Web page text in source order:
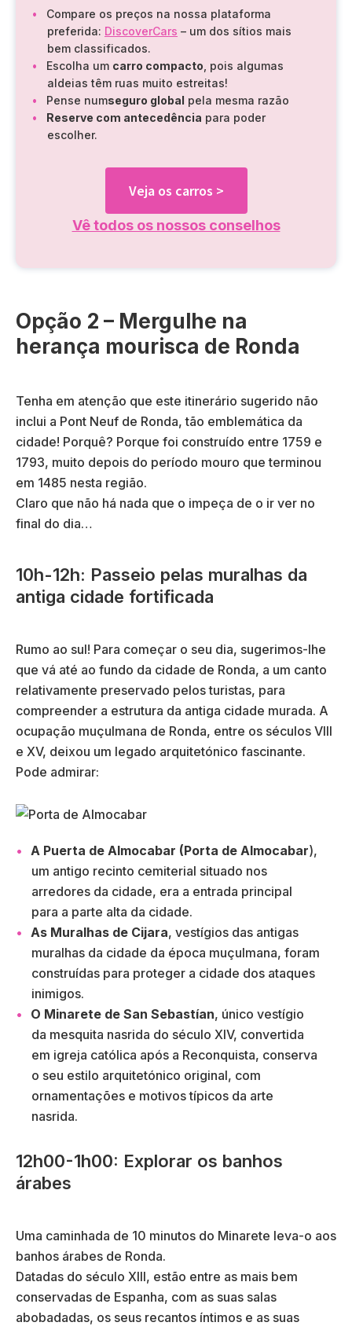
Compare os preços na nossa plataforma
preferida: DiscoverCars – um dos sítios mais
bem classificados.
Escolha um carro compacto , pois algumas
aldeias têm ruas muito estreitas!
Pense numseguro global pela mesma razão
Reserve com antecedência para poder
escolher.
Veja os carros >
Vê todos os nossos conselhos
Opção 2 – Mergulhe na
herança mourisca de Ronda
Tenha em atenção que este itinerário sugerido não
inclui a Pont Neuf de Ronda, tão emblemática da
cidade! Porquê? Porque foi construído entre 1759 e
1793, muito depois do período mouro que terminou
em 1485 nesta região.
Claro que não há nada que o impeça de o ir ver no
final do dia…
10h-12h: Passeio pelas muralhas da
antiga cidade fortificada
Rumo ao sul! Para começar o seu dia, sugerimos-lhe
que vá até ao fundo da cidade de Ronda, a um canto
relativamente preservado pelos turistas, para
compreender a estrutura da antiga cidade murada. A
ocupação muçulmana de Ronda, entre os séculos VIII
e XV, deixou um legado arquitetónico fascinante.
Pode admirar:
A Puerta de Almocabar (Porta de Almocabar),
um antigo recinto cemiterial situado nos
arredores da cidade, era a entrada principal
para a parte alta da cidade.
As Muralhas de Cijara, vestígios das antigas
muralhas da cidade da época muçulmana, foram
construídas para proteger a cidade dos ataques
inimigos.
O Minarete de San Sebastían, único vestígio
da mesquita nasrida do século XIV, convertida
em igreja católica após a Reconquista, conserva
o seu estilo arquitetónico original, com
ornamentações e motivos típicos da arte
nasrida.
12h00-1h00: Explorar os banhos
árabes
Uma caminhada de 10 minutos do Minarete leva-o aos
banhos árabes de Ronda.
Datadas do século XIII, estão entre as mais bem
conservadas de Espanha, com as suas salas
abobadadas, os seus recantos íntimos e as suas